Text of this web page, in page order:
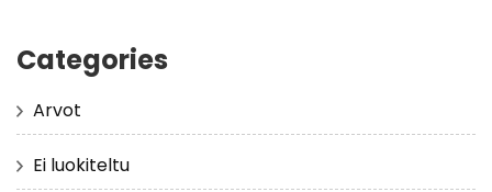
Categories
Arvot
Ei luokiteltu